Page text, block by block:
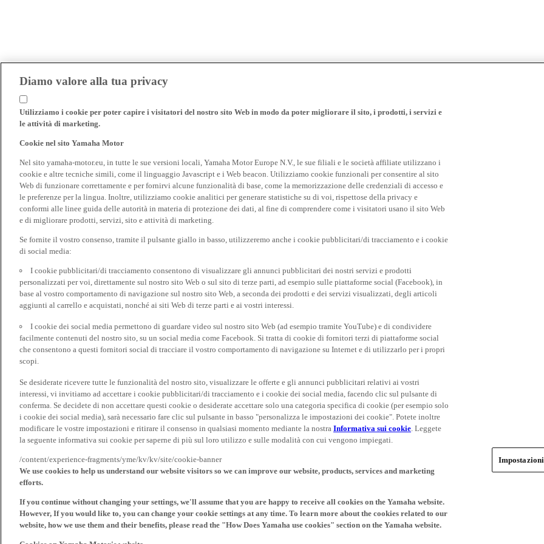
Diamo valore alla tua privacy
Utilizziamo i cookie per poter capire i visitatori del nostro sito Web in modo da poter migliorare il sito, i prodotti, i servizi e
le attività di marketing.
Cookie nel sito Yamaha Motor
Nel sito yamaha-motor.eu, in tutte le sue versioni locali, Yamaha Motor Europe N.V., le sue filiali e le società affiliate utilizzano i
cookie e altre tecniche simili, come il linguaggio Javascript e i Web beacon. Utilizziamo cookie funzionali per consentire al sito
Web di funzionare correttamente e per fornirvi alcune funzionalità di base, come la memorizzazione delle credenziali di accesso e
le preferenze per la lingua. Inoltre, utilizziamo cookie analitici per generare statistiche su di voi, rispettose della privacy e
conformi alle linee guida delle autorità in materia di protezione dei dati, al fine di comprendere come i visitatori usano il sito Web
e di migliorare prodotti, servizi, sito e attività di marketing.
Se fornite il vostro consenso, tramite il pulsante giallo in basso, utilizzeremo anche i cookie pubblicitari/di tracciamento e i cookie
di social media:
I cookie pubblicitari/di tracciamento consentono di visualizzare gli annunci pubblicitari dei nostri servizi e prodotti
personalizzati per voi, direttamente sul nostro sito Web o sul sito di terze parti, ad esempio sulle piattaforme social (Facebook), in
base al vostro comportamento di navigazione sul nostro sito Web, a seconda dei prodotti e dei servizi visualizzati, degli articoli
aggiunti al carrello e acquistati, nonché ai siti Web di terze parti e ai vostri interessi.
I cookie dei social media permettono di guardare video sul nostro sito Web (ad esempio tramite YouTube) e di condividere
facilmente contenuti del nostro sito, su un social media come Facebook. Si tratta di cookie di fornitori terzi di piattaforme social
che consentono a questi fornitori social di tracciare il vostro comportamento di navigazione su Internet e di utilizzarlo per i propri
scopi.
Se desiderate ricevere tutte le funzionalità del nostro sito, visualizzare le offerte e gli annunci pubblicitari relativi ai vostri
interessi, vi invitiamo ad accettare i cookie pubblicitari/di tracciamento e i cookie dei social media, facendo clic sul pulsante di
conferma. Se decidete di non accettare questi cookie o desiderate accettare solo una categoria specifica di cookie (per esempio solo
i cookie dei social media), sarà necessario fare clic sul pulsante in basso "personalizza le impostazioni dei cookie". Potete inoltre
modificare le vostre impostazioni e ritirare il consenso in qualsiasi momento mediante la nostra Informativa sui cookie. Leggete
la seguente informativa sui cookie per saperne di più sul loro utilizzo e sulle modalità con cui vengono impiegati.
/content/experience-fragments/yme/kv/kv/site/cookie-banner
We use cookies to help us understand our website visitors so we can improve our website, products, services and marketing
efforts.
If you continue without changing your settings, we'll assume that you are happy to receive all cookies on the Yamaha website.
However, If you would like to, you can change your cookie settings at any time. To learn more about the cookies related to our
website, how we use them and their benefits, please read the "How Does Yamaha use cookies" section on the Yamaha website.